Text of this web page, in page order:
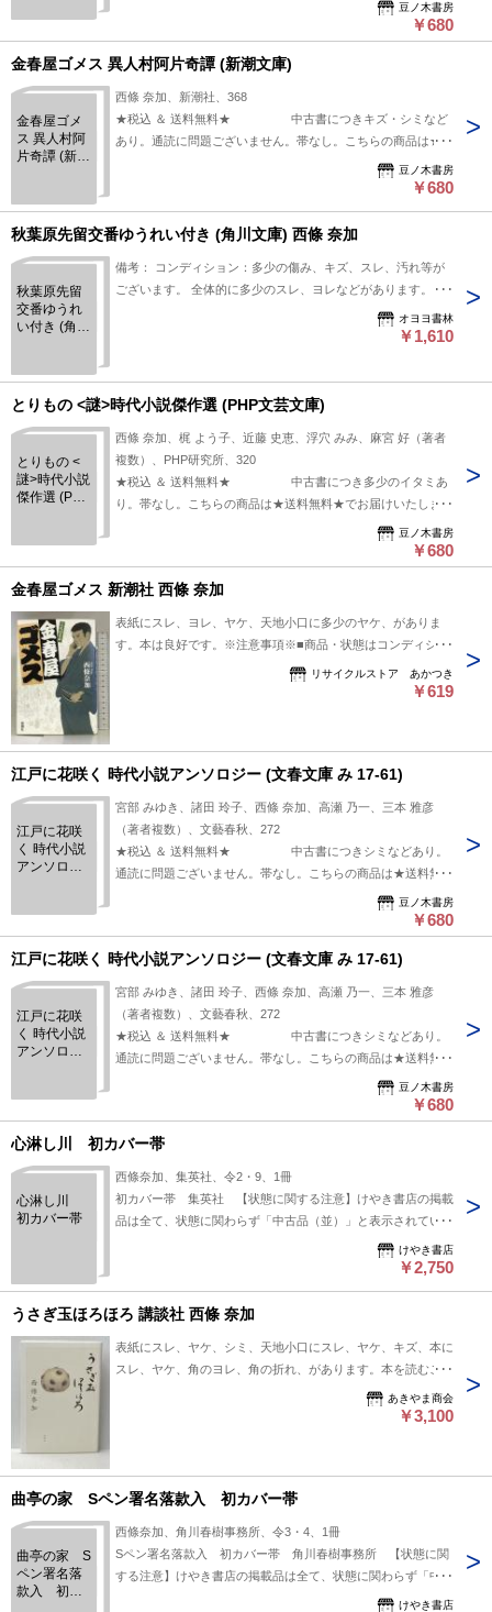
豆ノ木書房
￥680
金春屋ゴメス 異人村阿片奇譚 (新潮文庫)
金春屋ゴメ
ス 異人村阿
片奇譚 (新潮
西條 奈加、新潮社、368
★税込 ＆ 送料無料★ 中古書につきキズ・シミなど
あり。通読に問題ございません。帯なし。こちらの商品は★送
豆ノ木書房
￥680
秋葉原先留交番ゆうれい付き (角川文庫) 西條 奈加
秋葉原先留
交番ゆうれ
い付き (角川
備考： コンディション：多少の傷み、キズ、スレ、汚れ等が
ございます。 全体的に多少のスレ、ヨレなどがあります。カ
バー見返しに少し角折れがありますが、状態は概ね良好で
オヨヨ書林
￥1,610
とりもの <謎>時代小説傑作選 (PHP文芸文庫)
とりもの <
謎>時代小説
傑作選 (PHP
西條 奈加、梶 よう子、近藤 史恵、浮穴 みみ、麻宮 好（著者
複数）、PHP研究所、320
★税込 ＆ 送料無料★ 中古書につき多少のイタミあ
り。帯なし。こちらの商品は★送料無料★でお届けいたしま
豆ノ木書房
￥680
金春屋ゴメス 新潮社 西條 奈加
表紙にスレ、ヨレ、ヤケ、天地小口に多少のヤケ、がありま
す。本は良好です。※注意事項※■商品・状態はコンディショ
ンガイドラインに基づき、判断・出品されております。■付録
等の付属品がある商品の場合、記載されていない物は『付属な
リサイクルストア あかつき
￥619
江戸に花咲く 時代小説アンソロジー (文春文庫 み 17-61)
江戸に花咲
く 時代小説
アンソロジ
宮部 みゆき、諸田 玲子、西條 奈加、高瀬 乃一、三本 雅彦
（著者複数）、文藝春秋、272
★税込 ＆ 送料無料★ 中古書につきシミなどあり。
通読に問題ございません。帯なし。こちらの商品は★送料無料
豆ノ木書房
￥680
江戸に花咲く 時代小説アンソロジー (文春文庫 み 17-61)
江戸に花咲
く 時代小説
アンソロジ
宮部 みゆき、諸田 玲子、西條 奈加、高瀬 乃一、三本 雅彦
（著者複数）、文藝春秋、272
★税込 ＆ 送料無料★ 中古書につきシミなどあり。
通読に問題ございません。帯なし。こちらの商品は★送料無料
豆ノ木書房
￥680
心淋し川 初カバー帯
心淋し川
初カバー帯
西條奈加、集英社、令2・9、1冊
初カバー帯 集英社 【状態に関する注意】けやき書店の掲載
品は全て、状態に関わらず「中古品（並）」と表示されていま
す。「日本の古本屋」は６段階の「状態」表記が必須となりま
したが、当店の扱う商品の特質上、状態の簡易な区分けは適切
現は考慮にいれないで下さい。痛みなどの瑕疵につきまして
に問題なく良好とお考え下さい。:
けやき書店
￥2,750
うさぎ玉ほろほろ 講談社 西條 奈加
表紙にスレ、ヤケ、シミ、天地小口にスレ、ヤケ、キズ、本に
スレ、ヤケ、角のヨレ、角の折れ、があります。本を読むこと
に支障はございません。※注意事項※■毎商品チェック後出品
しておりますが、中古品ということもあり、多少の書き込み等
解下さい。■併売販売をしているため、在庫切れの場合はキャ
ンセルとなります。予めご了承ください。
あきやま商会
￥3,100
曲亭の家 Sペン署名落款入 初カバー帯
曲亭の家 S
ペン署名落
款入 初カ
西條奈加、角川春樹事務所、令3・4、1冊
Sペン署名落款入 初カバー帯 角川春樹事務所 【状態に関
する注意】けやき書店の掲載品は全て、状態に関わらず「中古
品（並）」と表示されています。「日本の古本屋」は６段階の
けやき書店